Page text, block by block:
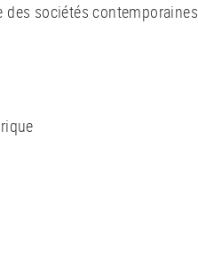
des sociétés contemporaines